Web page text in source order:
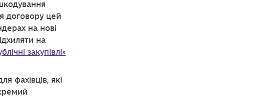
договору цей
на нові
на
закупівлі»
фахівців, які